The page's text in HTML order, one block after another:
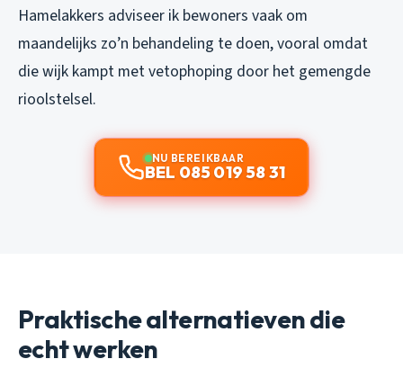
Hamelakkers adviseer ik bewoners vaak om
maandelijks zo’n behandeling te doen, vooral omdat
die wijk kampt met vetophoping door het gemengde
rioolstelsel.
NU BEREIKBAAR
BEL 085 019 58 31
Praktische alternatieven die
echt werken